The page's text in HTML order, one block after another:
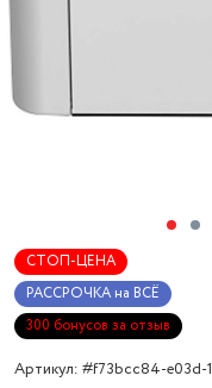
СТОП-ЦЕНА
РАССРОЧКА на ВСЁ
300 бонусов за отзыв
Артикул: #f73bcc84-e03d-